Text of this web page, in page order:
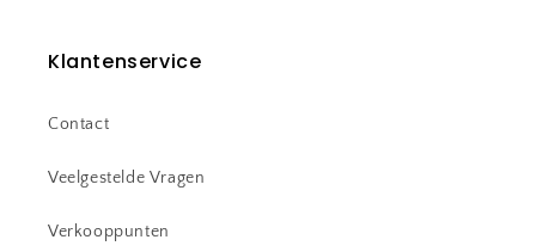
Klantenservice
Contact
Veelgestelde Vragen
Verkooppunten